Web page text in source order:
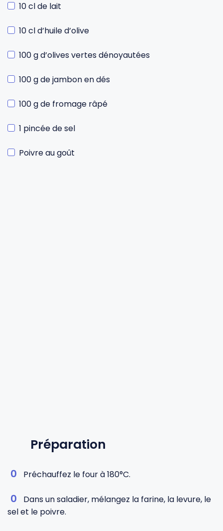
10 cl de lait
10 cl d’huile d’olive
100 g d’olives vertes dénoyautées
100 g de jambon en dés
100 g de fromage râpé
1 pincée de sel
Poivre au goût
Préparation
Préchauffez le four à 180°C.
Dans un saladier, mélangez la farine, la levure, le
sel et le poivre.